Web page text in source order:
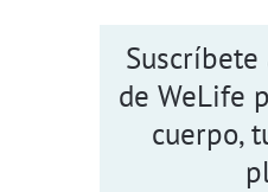
de WeLife
cuerpo,